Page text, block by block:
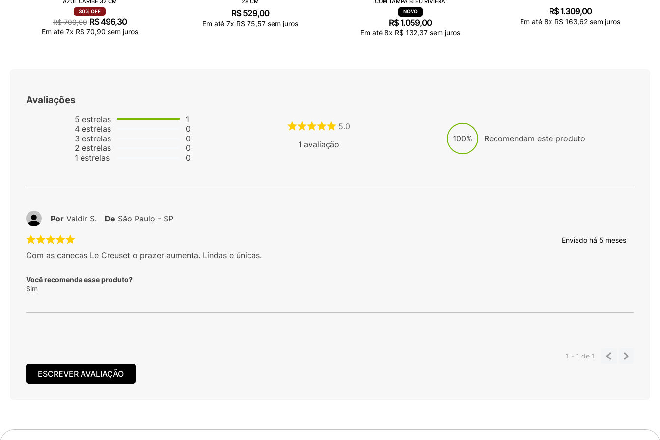
AZUL CARIBE 32 CM
30% OFF
R$ 709,00 R$496,30
Em até 7x R$ 70,90 sem juros
28 CM
R$ 529,00
Em até 7x R$ 75,57sem juros
COM TAMPA BLEU RIVIERA
R$ 1.059,00
Em até 8x R$ 132,37sem juros
R$ 1.309,00
Em até 8x R$ 163,62 sem juros
Avaliações
5 estrelas
4estrelas
3 estrelas
2 estrelas
1 estrelas
1
0
0
0
0
5.0
1 avaliação
100% Recomendam este produto
Enviado há 5 meses
Com as canecas Le Creuset o prazer aumenta. Lindas e únicas.
Você recomenda esse produto?
Sim
Por Valdir S. De São Paulo - SP
1 - 1de 1
ESCREVER AVALIAÇÃO